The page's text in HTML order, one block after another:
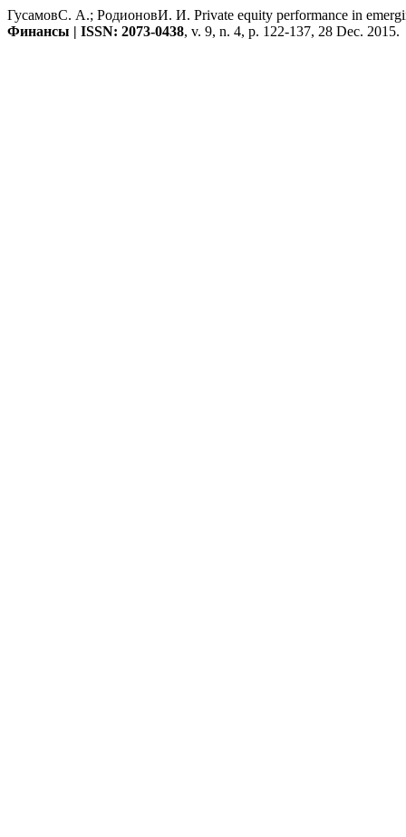
ГусамовС. А.; РодионовИ. И. Private equity performance in
Финансы | ISSN: 2073-0438, v. 9, n. 4, p. 122-137, 28 Dec. 2015.